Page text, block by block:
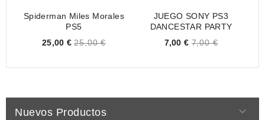
Spiderman Miles Morales
PS5
Price
25,00 € 25,00 €
JUEGO SONY PS3
DANCESTAR PARTY
Price
7,00 € 7,00 €
Nuevos Productos 